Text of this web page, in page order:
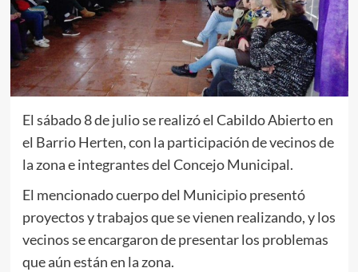
El sábado 8 de julio se realizó el Cabildo Abierto en
el Barrio Herten, con la participación de vecinos de
la zona e integrantes del Concejo Municipal.
El mencionado cuerpo del Municipio presentó
proyectos y trabajos que se vienen realizando, y los
vecinos se encargaron de presentar los problemas
que aún están en la zona.